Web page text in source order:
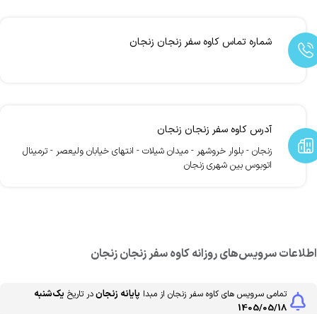
شماره تماس کاوه سفر زنجان زنجان
آدرس کاوه سفر زنجان زنجان
زنجان - بلوار خروشهر - میدان شیلات - انتهای خیابان ولیعصر - ترمینال
اتوبوس بین شهری زنجان
سرویس‌های روزانه کاوه سفر زنجان زنجان
تمامی سرویس های کاوه سفر زنجان از مبدا پایانه زنجاندر تاریخ یک‌شنبه
1405/05/18